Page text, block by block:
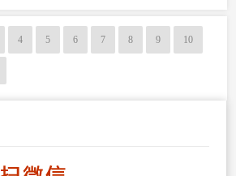
利地完成整个手机开户操作。...
4 5 6 7 8 9 10